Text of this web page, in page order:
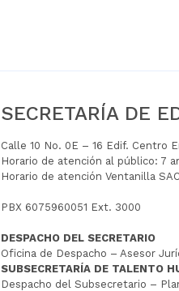
SECRETARÍA DE
Calle 10 No. 0E – 16 Edif. Centro
Horario de atención al público: 7
Horario de atención Ventanilla
PBX 6075960051 Ext. 3000
DESPACHO DEL SECRETARIO
Oficina de Despacho – Asesor
SUBSECRETARÍA DE TALENTO
Despacho del Subsecretario –